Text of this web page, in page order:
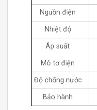
Nguồn điện
Nhiệt độ
Áp suất
Mô tơ điện
Độ chống nước
Bảo hành